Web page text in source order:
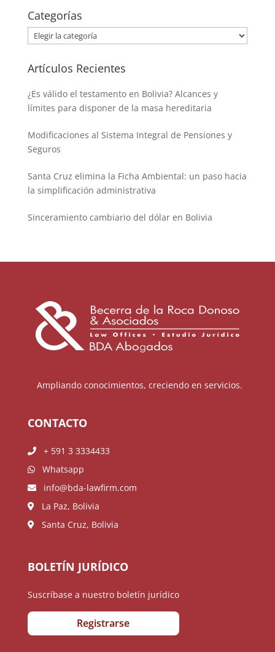
Categorías
Categorías
Artículos Recientes
¿Es válido el testamento en Bolivia? Alcances y
límites para disponer de la masa hereditaria
Modificaciones al Sistema Integral de Pensiones y
Seguros
Santa Cruz elimina la Ficha Ambiental: un paso hacia
la simplificación administrativa
Sinceramiento cambiario del dólar en Bolivia
Ampliando conocimientos, creciendo en servicios.
CONTACTO
+ 591 3 3334433
Whatsapp
info@bda-lawfirm.com
La Paz, Bolivia
Santa Cruz, Bolivia
BOLETÍN JURÍDICO
Suscríbase a nuestro boletín jurídico
Registrarse